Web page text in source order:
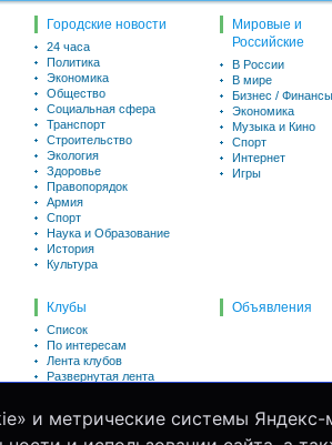
Городские новости
24 часа
Политика
Экономика
Общество
Социальная сфера
Транспорт
Строительство
Экология
Здоровье
Правопорядок
Армия
Спорт
Наука и Образование
История
Культура
Мировые и
Российские
В России
В мире
Бизнес / Финансы
Экономика
Музыка и Кино
Спорт
Интернет
Игры
Клубы
Список
По интересам
Лента клубов
Развернутая лента
Список
Объявления
и метрические системы Яндекс-